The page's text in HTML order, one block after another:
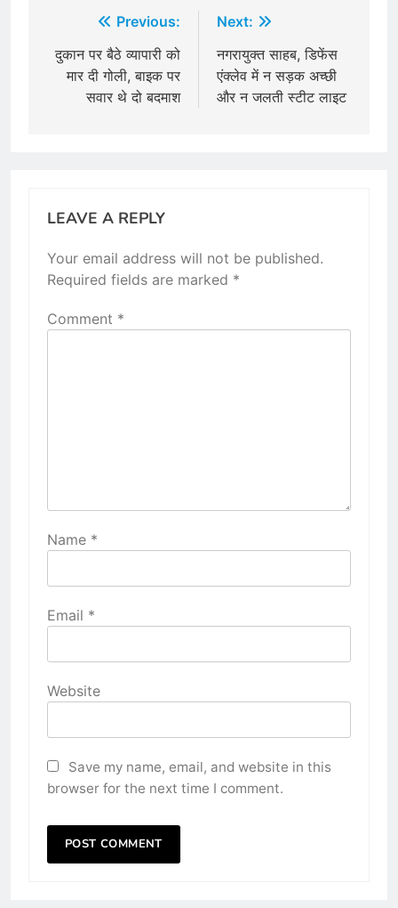
navigation
Previous:
दुकान पर बैठे व्यापारी को
मार दी गोली, बाइक पर
सवार थे दो बदमाश
Next:
नगरायुक्त साहब, डिफेंस
एंक्लेव में न सड़क अच्छी
और न जलती स्टीट लाइट
LEAVE A REPLY
Your email address will not be published.
Required fields are marked *
Comment *
Name *
Email *
Website
Save my name, email, and website in this
browser for the next time I comment.